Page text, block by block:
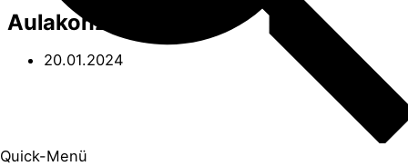
Quick-Menü
Aulakonzert
20.01.2024